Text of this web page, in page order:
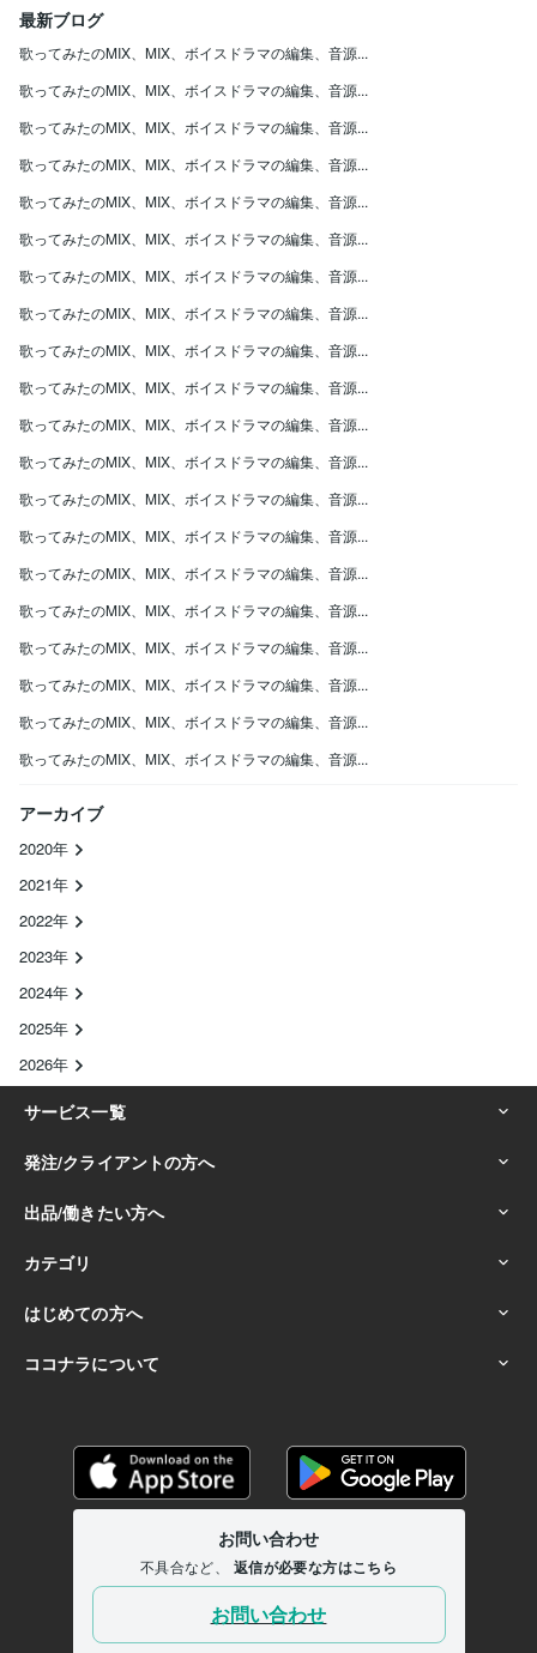
最新ブログ
歌ってみたのMIX、MIX、ボイスドラマの編集、音源...
歌ってみたのMIX、MIX、ボイスドラマの編集、音源...
歌ってみたのMIX、MIX、ボイスドラマの編集、音源...
歌ってみたのMIX、MIX、ボイスドラマの編集、音源...
歌ってみたのMIX、MIX、ボイスドラマの編集、音源...
歌ってみたのMIX、MIX、ボイスドラマの編集、音源...
歌ってみたのMIX、MIX、ボイスドラマの編集、音源...
歌ってみたのMIX、MIX、ボイスドラマの編集、音源...
歌ってみたのMIX、MIX、ボイスドラマの編集、音源...
歌ってみたのMIX、MIX、ボイスドラマの編集、音源...
歌ってみたのMIX、MIX、ボイスドラマの編集、音源...
歌ってみたのMIX、MIX、ボイスドラマの編集、音源...
歌ってみたのMIX、MIX、ボイスドラマの編集、音源...
歌ってみたのMIX、MIX、ボイスドラマの編集、音源...
歌ってみたのMIX、MIX、ボイスドラマの編集、音源...
歌ってみたのMIX、MIX、ボイスドラマの編集、音源...
歌ってみたのMIX、MIX、ボイスドラマの編集、音源...
歌ってみたのMIX、MIX、ボイスドラマの編集、音源...
歌ってみたのMIX、MIX、ボイスドラマの編集、音源...
歌ってみたのMIX、MIX、ボイスドラマの編集、音源...
アーカイブ
2020年
2021年
2022年
2023年
2024年
2025年
2026年